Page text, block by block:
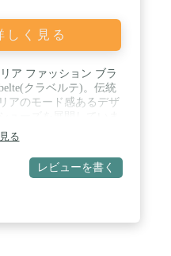
しく見る
ア ファッション ブラ
クラベルテ)。伝統
アのモード感あるデザ
な作りを誇る、優良ブ
持が溢れ出る手編みレ
クラベルテ)が得意と
、メッシュ状になった
定する、ベルト穴がな
る
レビューを書く